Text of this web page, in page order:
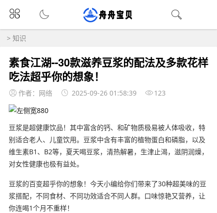
> 知识
素食江湖--30款滋养豆浆的配法及多款花样
吃法超乎你的想象！
作者：网络 2025-09-26 01:58:39 123
豆浆是超健康饮品！其中富含的钙、和矿物质极易被人体吸收，特
别适合老人、儿童饮用。豆浆中含有丰富的植物蛋白和磷脂，以及
维生素B1、B2等，夏天喝豆浆，清热解暑，生津止渴，滋阴润燥，
对女性健康也极有益处。
豆浆的百变超乎你的想象！今天小编给你们带来了30种超美味的豆
浆搭配，不同食材、不同功效适合不同人群。口味惊艳又营养，让
你连喝1个月不重样！